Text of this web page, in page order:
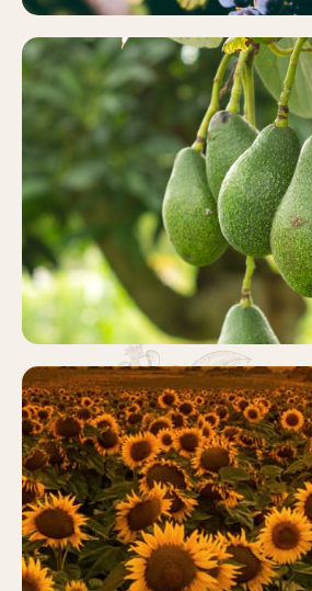
AGUACATE
Más información
GIRASOL
Más información